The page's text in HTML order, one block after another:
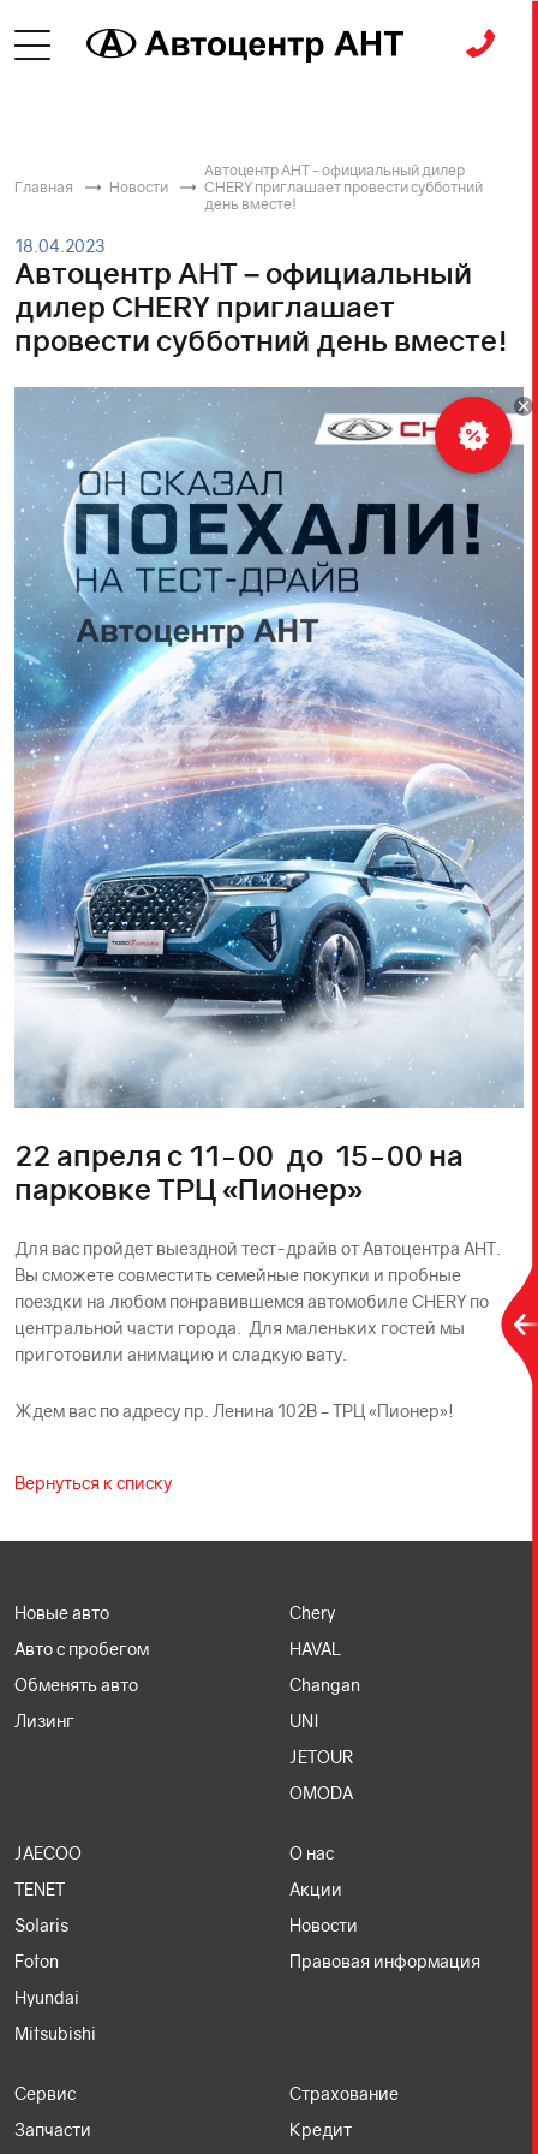
Главная Новости
Автоцентр АНТ – официальный дилер
CHERY приглашает провести субботний
день вместе!
18.04.2023
Автоцентр АНТ – официальный
дилер CHERY приглашает
провести субботний день вместе!
22 апреля с 11-00 до 15-00 на
парковке ТРЦ «Пионер»
Для вас пройдет выездной тест-драйв от Автоцентра АНТ.
Вы сможете совместить семейные покупки и пробные
поездки на любом понравившемся автомобиле CHERY по
центральной части города. Для маленьких гостей мы
приготовили анимацию и сладкую вату.
Ждем вас по адресу пр. Ленина 102В – ТРЦ «Пионер»!
Вернуться к списку
Новые авто
Авто с пробегом
Обменять авто
Лизинг
Chery
HAVAL
Changan
UNI
JETOUR
OMODA
JAECOO
TENET
Solaris
Foton
Hyundai
Mitsubishi
О нас
Акции
Новости
Правовая информация
Сервис
Запчасти
Страхование
Кредит
Рассчитать
кредит